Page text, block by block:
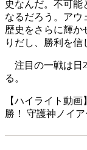
史なんだ。不可能
なるだろう。アウ
歴史をさらに輝か
りだし、勝利を信
注目の一戦は日
る。
【ハイライト動
勝！ 守護神ノイ